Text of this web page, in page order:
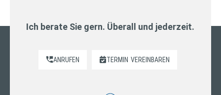
Ich berate Sie gern. Überall und jederzeit.
ANRUFEN TERMIN VEREINBAREN